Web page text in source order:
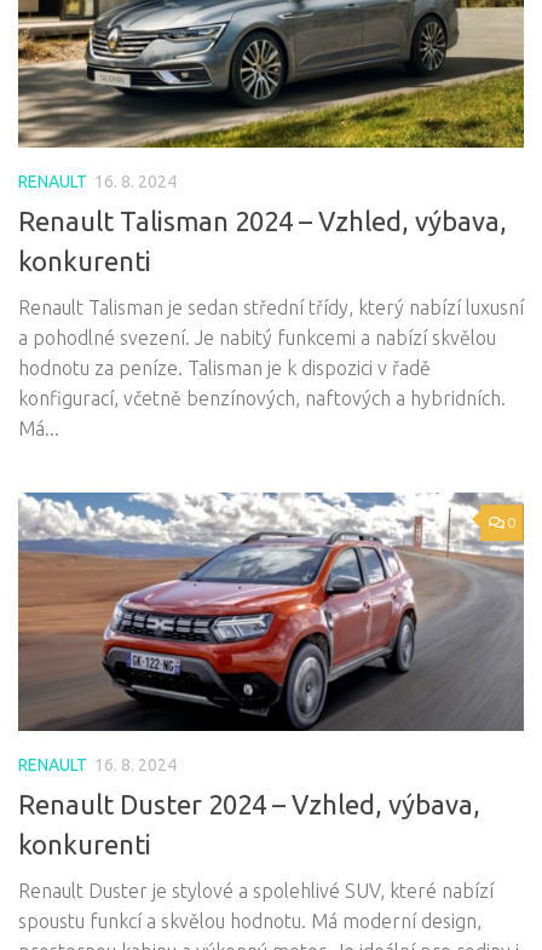
RENAULT 16. 8. 2024
Renault Talisman 2024 – Vzhled, výbava,
konkurenti
Renault Talisman je sedan střední třídy, který nabízí luxusní
a pohodlné svezení. Je nabitý funkcemi a nabízí skvělou
hodnotu za peníze. Talisman je k dispozici v řadě
konfigurací, včetně benzínových, naftových a hybridních.
Má...
0
RENAULT 16. 8. 2024
Renault Duster 2024 – Vzhled, výbava,
konkurenti
Renault Duster je stylové a spolehlivé SUV, které nabízí
spoustu funkcí a skvělou hodnotu. Má moderní design,